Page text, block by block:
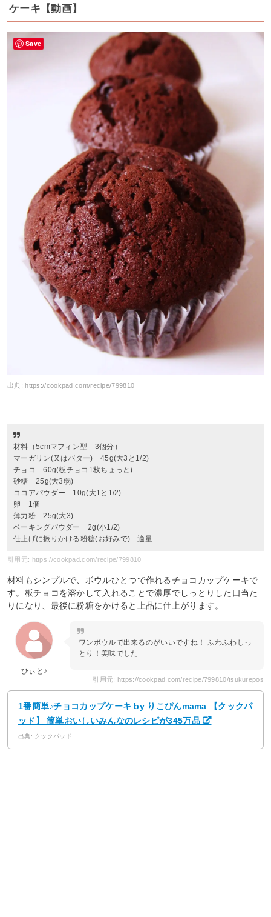
ケーキ【動画】
出典: https://cookpad.com/recipe/799810
材料（5cmマフィン型 3個分）
マーガリン(又はバター) 45g(大3と1/2)
チョコ 60g(板チョコ1枚ちょっと)
砂糖 25g(大3弱)
ココアパウダー 10g(大1と1/2)
卵 1個
薄力粉 25g(大3)
ベーキングパウダー 2g(小1/2)
仕上げに振りかける粉糖(お好みで) 適量
引用元: https://cookpad.com/recipe/799810
材料もシンプルで、ボウルひとつで作れるチョコカップケーキで
す。板チョコを溶かして入れることで濃厚でしっとりした口当た
りになり、最後に粉糖をかけると上品に仕上がります。
ひぃと♪
ワンボウルで出来るのがいいですね！ ふわふわしっ
とり！美味でした
引用元: https://cookpad.com/recipe/799810/tsukurepos
1番簡単♪チョコカップケーキ by りこぴんmama 【クックパ
ッド】 簡単おいしいみんなのレシピが345万品
出典: クックパッド
Save